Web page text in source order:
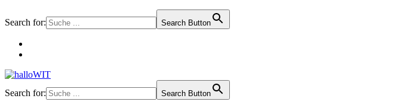
Search for: Search Button
Search for: Search Button